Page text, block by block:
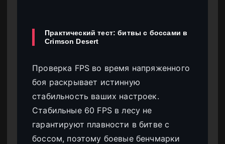
Практический тест: битвы с боссами в
Crimson Desert
Проверка FPS во время напряженного
боя раскрывает истинную
стабильность ваших настроек.
Стабильные 60 FPS в лесу не
гарантируют плавности в битве с
боссом, поэтому боевые бенчмарки